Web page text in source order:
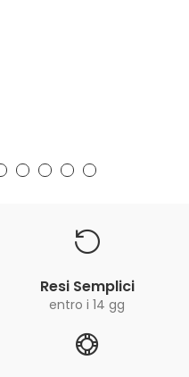
Resi Semplici
entro i 14 gg